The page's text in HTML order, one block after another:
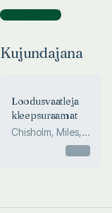
Kujundajana )
Kujundajana
Loodusvaatleja
kleepsuraamat
Chisholm, Miles,
Wootton, Clarke